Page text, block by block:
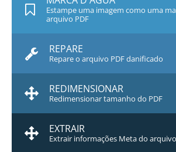
Estampe uma imagem como uma
arquivo PDF
REPARE
Repare o arquivo PDF danificado
REDIMENSIONAR
Redimensionar tamanho do PDF
EXTRAIR
Extrair informações Meta do